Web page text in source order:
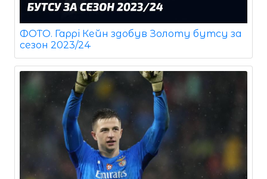
ФОТО. Гаррі Кейн здобув Золоту бутсу за
сезон 2023/24